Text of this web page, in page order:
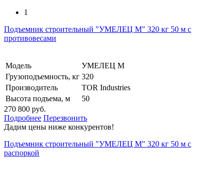
1
Подъемник строительный "УМЕЛЕЦ М" 320 кг 50 м с
противовесами
Модель
УМЕЛЕЦ М
Грузоподъемность, кг 320
Производитель
TOR Industries
Высота подъема, м
50
270 800 руб.
Подробнее Перезвонить
Дадим цены ниже конкурентов!
Подъемник строительный "УМЕЛЕЦ М" 320 кг 50 м с
распоркой